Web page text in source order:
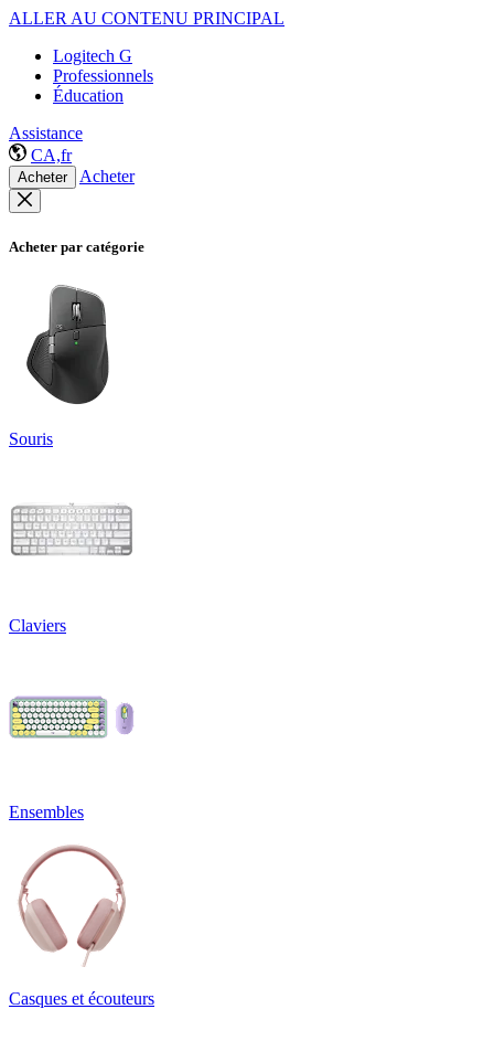
ALLER AU CONTENU PRINCIPAL
Logitech G
Professionnels
Éducation
Assistance
CA,fr
Acheter Acheter
Acheter par catégorie
Souris
Claviers
Ensembles
Casques et écouteurs